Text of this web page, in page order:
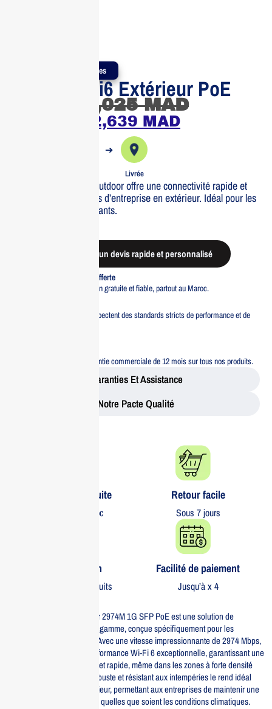
Produits Authentiques
Reyee WiFi6 Extérieur PoE
3,025MAD
2,639 MAD
➔
Livrée
Le Reyee AP WiFi6 Outdoor offre une connectivité rapide et
fiable pour vos besoins d’entreprise en extérieur. Idéal pour les
environnements exigeants.
Demander un devis rapide et personnalisé
Livraison standard offerte
Profitez d’une livraison gratuite et fiable, partout au Maroc.
Tous nos produits respectent des standards stricts de performance et de
Bénéficiez d’une garantie commerciale de 12 mois sur tous nos produits.
Garanties Et Assistance
Notre Pacte Qualité
Livraison gratuite​
partout au Maroc
Retour facile​
Sous 7 jours
Garantie 1 an
Sur tous nos produits
Facilité de paiement
Jusqu’à x 4
Le Reyee AP WiFi6 Outdoor 2974M 1G SFP PoE est une solution de
connectivité sans fil haut de gamme, conçue spécifiquement pour les
environnements extérieurs. Avec une vitesse impressionnante de 2974 Mbps,
cet accessoire offre une performance Wi-Fi 6 exceptionnelle, garantissant une
expérience utilisateur fluide et rapide, même dans les zones à forte densité
d’utilisateurs. Son design robuste et résistant aux intempéries le rend idéal
pour une utilisation en extérieur, permettant aux entreprises de maintenir une
connexion fiable et efficace, quelles que soient les conditions climatiques.